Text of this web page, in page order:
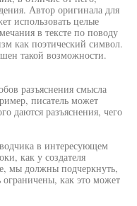
Автор оригинала для
использовать целые
в тексте по поводу
как поэтический символ.
такой возможности.
разъяснения смысла
писатель может
даются разъяснения, чего
в интересующем
как у создателя
мы должны подчеркнуть,
как это может